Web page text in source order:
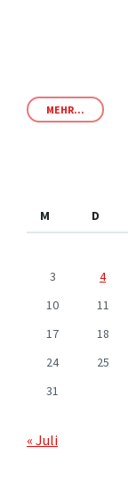
MEHR...
M
D
3
4
10
11
17
18
24
25
31
« Juli